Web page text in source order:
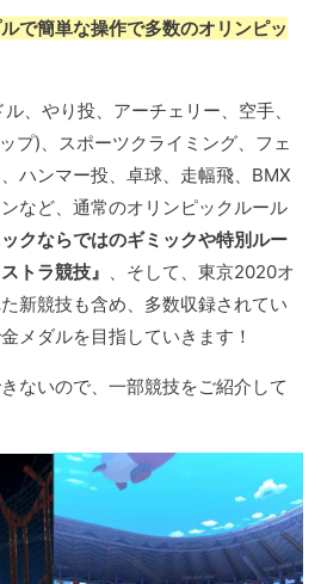
で簡単な操作で多数のオリンピッ
、やり投、アーチェリー、空手、
プ)、スポーツクライミング、フェ
ハンマー投、卓球、走幅飛、BMX
など、通常のオリンピックルール
クならではのギミックや特別ルー
トラ競技』
、そして、東京2020オ
新競技も含め、多数収録されてい
メダルを目指していきます！
ないので、一部競技をご紹介して